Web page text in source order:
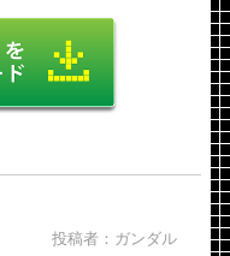
投稿者：ガンダル